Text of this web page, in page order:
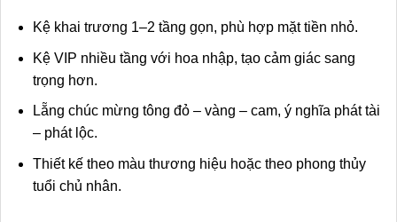
Kệ khai trương 1–2 tầng gọn, phù hợp mặt tiền nhỏ.
Kệ VIP nhiều tầng với hoa nhập, tạo cảm giác sang
trọng hơn.
Lẵng chúc mừng tông đỏ – vàng – cam, ý nghĩa phát tài
– phát lộc.
Thiết kế theo màu thương hiệu hoặc theo phong thủy
tuổi chủ nhân.